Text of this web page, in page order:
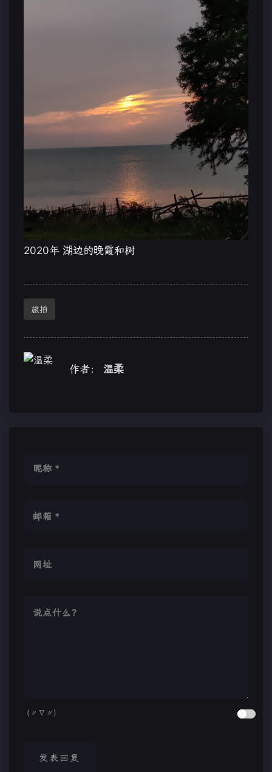
2020年 湖边的晚霞和树
旅拍
作者： 温柔
(〃∇〃)
发表回复